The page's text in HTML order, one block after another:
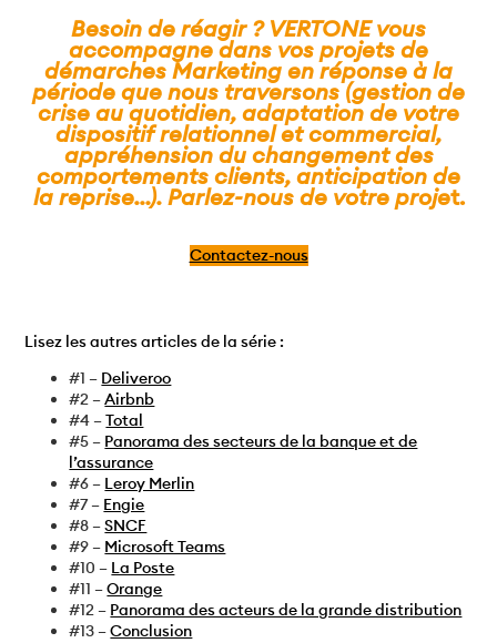
Besoin de réagir ? VERTONE vous
accompagne dans vos projets de
démarches Marketing en réponse à la
période que nous traversons (gestion de
crise au quotidien, adaptation de votre
dispositif relationnel et commercial,
appréhension du changement des
comportements clients, anticipation de
la reprise…). Parlez-nous de votre projet.
Contactez-nous
Lisez les autres articles de la série :
#1 – Deliveroo
#2 –Airbnb
#4 –Total
#5 – Panorama des secteurs de la banque et de
l’assurance
#6 – Leroy Merlin
#7 – Engie
#8 –SNCF
#9 – Microsoft Teams
#10 – La Poste
#11 –Orange
#12 – Panorama des acteurs de la grande distribution
#13 –Conclusion